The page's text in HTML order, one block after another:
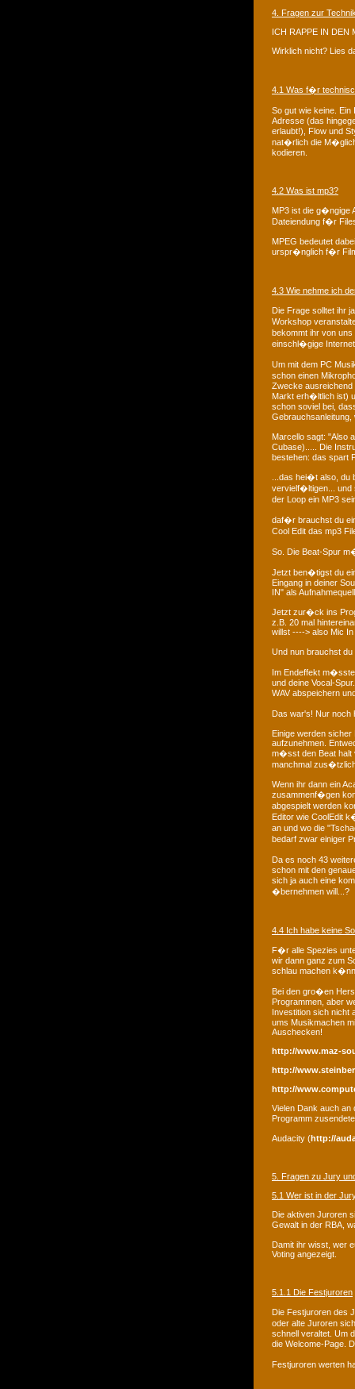
4. Fragen zur
ICH RAPPE IN DEN
Wirklich nicht? Lies
4.1 Was f�r
So gut wie keine.
Adresse (das
erlaubt!), Flow und
nat�rlich die
kodieren.
4.2 Was ist mp3?
MP3 ist die g�ngige
Dateiendung f�r
MPEG bedeutet
urspr�nglich f�r
4.3 Wie nehme ich
Die Frage solltet ihr
Workshop
bekommt ihr von
einschl�gige
Um mit dem PC
schon einen
Zwecke ausreichend
Markt erh�ltlich ist)
schon soviel bei,
Marcello sagt: "Also
Cubase)..... Die
bestehen: das spart
...das hei�t also, du
vervielf�ltigen... und
der Loop ein MP3
daf�r brauchst du
Cool Edit das mp3
So. Die Beat-Spur
Jetzt ben�tigst du
Eingang in deiner
IN" als
Jetzt zur�ck ins
z.B. 20 mal
willst ----> also Mic
Und nun brauchst
Im Endeffekt
und deine Vocal-
WAV abspeichern
Das war's! Nur noch
Einige werden sicher
aufzunehmen.
m�sst den Beat halt
manchmal
Wenn ihr dann ein
zusammenf�gen
abgespielt werden
Editor wie CoolEdit
an und wo die
bedarf zwar einiger
Da es noch 43
schon mit den
sich ja auch eine
�bernehmen will...?
4.4 Ich habe keine
F�r alle Spezies
wir dann ganz zum
schlau machen
Bei den gro�en
Programmen, aber
Investition sich nicht
ums Musikmachen
Auschecken!
http://www.maz-
http://
http://
Vielen Dank auch
Programm
Audacity (http://
5. Fragen zu Jury
5.1 Wer ist in der
Die aktiven Juroren
Gewalt in der RBA,
Damit ihr wisst, wer
Voting angezeigt.
5.1.1 Die Festjuroren
Die Festjuroren des
oder alte Juroren
schnell veraltet. Um
die Welcome-Page.
Festjuroren werten